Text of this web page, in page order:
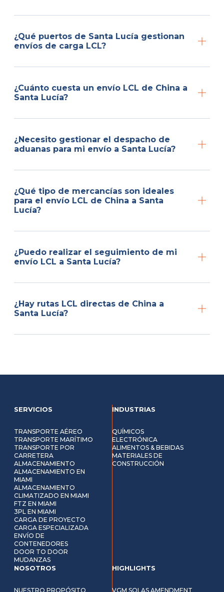
¿Qué puertos de Santa Lucía gestionan
envíos de carga LCL?
¿Cuánto cuesta un envío LCL de China a
Santa Lucía?
¿Necesito gestionar el despacho de
aduanas para mi envío a Santa Lucía?
¿Qué tipo de mercancías son ideales
para el envío LCL de China a Santa
Lucía?
¿Puedo realizar el seguimiento de mi
envío LCL a Santa Lucía?
¿Hay rutas LCL directas de China a
Santa Lucía?
SERVICIOS
TRANSPORTE AÉREO
TRANSPORTE MARÍTIMO
TRANSPORTE POR
CARRETERA
ALMACENAMIENTO
ALMACENAMIENTO EN
MIAMI
ALMACENAMIENTO
CLIMATIZADO EN MIAMI
FTZ EN MIAMI
3PL EN MIAMI
CARGA DE PROYECTO
CARGA ESPECIALIZADA
ENVÍO DE
CONTENEDORES
DOOR TO DOOR
MUDANZAS
INDUSTRIAS
QUÍMICOS
ELECTRÓNICA
ALIMENTOS & BEBIDAS
MATERIALES DE
CONSTRUCCIÓN
NOSOTROS
NUESTRO PROPÓSITO
HIGHLIGHTS
VGM SOLAS AMENDMENT